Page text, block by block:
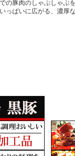
の豚肉のしゃぶしゃぶ
っぱいに広がる、濃厚